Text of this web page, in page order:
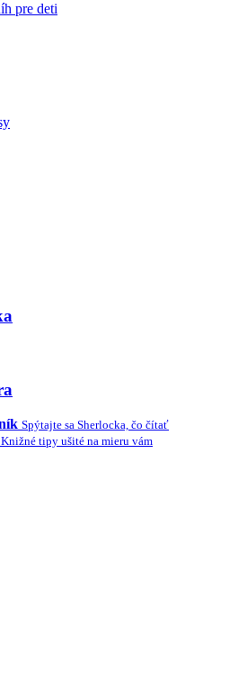
pre deti
Spýtajte sa Sherlocka, čo čítať
Knižné tipy ušité na mieru vám